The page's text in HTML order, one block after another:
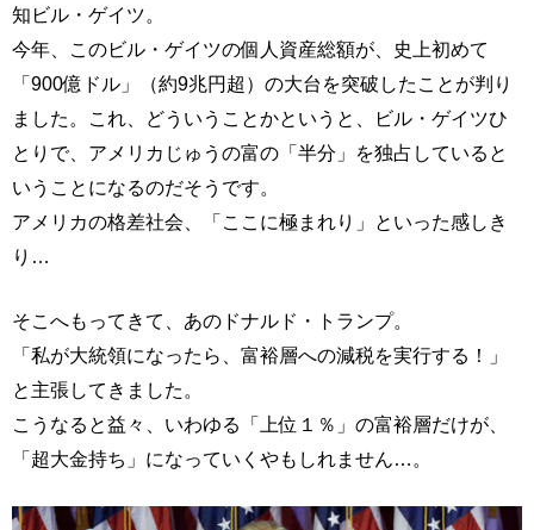
知ビル・ゲイツ。
今年、このビル・ゲイツの個人資産総額が、史上初めて
「900億ドル」（約9兆円超）の大台を突破したことが判り
ました。これ、どういうことかというと、ビル・ゲイツひ
とりで、アメリカじゅうの富の「半分」を独占していると
いうことになるのだそうです。
アメリカの格差社会、「ここに極まれり」といった感しき
り…
そこへもってきて、あのドナルド・トランプ。
「私が大統領になったら、富裕層への減税を実行する！」
と主張してきました。
こうなると益々、いわゆる「上位１％」の富裕層だけが、
「超大金持ち」になっていくやもしれません…。